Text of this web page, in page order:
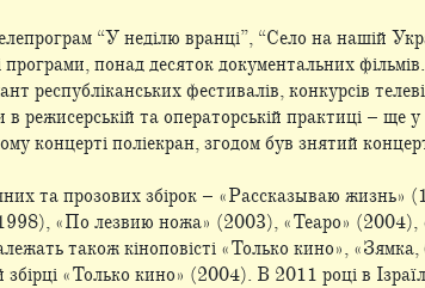
“У неділю вранці”, “Село на нашій
програми, понад десяток документальних фільмів.
республіканських фестивалів, конкурсів
в режисерській та операторській практиці –
концерті поліекран, згодом був знятий
та прозових збірок – «Рассказываю
«По лезвию ножа» (2003), «Теаро»
також кіноповісті «Только кино»,
збірці «Только кино» (2004). В 2011 році в